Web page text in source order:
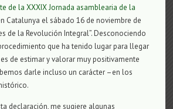
de la XXXIX Jornada asamblearia de la
Catalunya el sábado 16 de noviembre de
de la Revolución Integral”. Desconociendo
que ha tenido lugar para llegar
de estimar y valorar muy positivamente
darle incluso un carácter –en los
declaración, me sugiere algunas